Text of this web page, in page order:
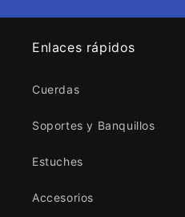
Enlaces rápidos
Cuerdas
Soportes y Banquillos
Estuches
Accesorios